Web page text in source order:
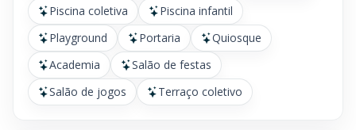
Piscina coletiva
Piscina infantil
Playground
Portaria
Quiosque
Academia
Salão de festas
Salão de jogos
Terraço coletivo